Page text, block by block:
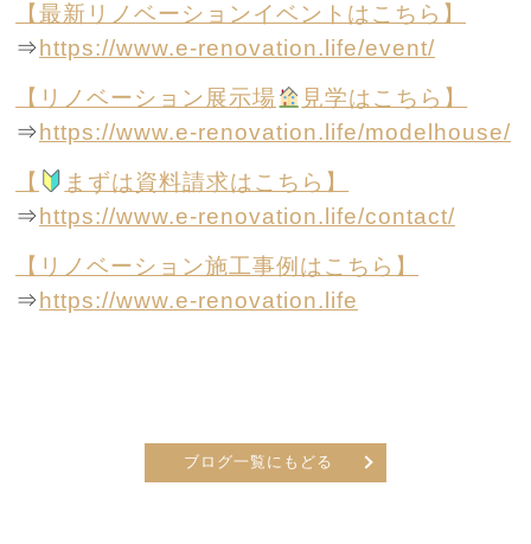
【最新リノベーションイベントはこちら】
⇒ https://www.e-renovation.life/event/
【リノベーション展示場
見学はこちら】
⇒ https://www.e-renovation.life/modelhouse/
【
まずは資料請求はこちら】
⇒ https://www.e-renovation.life/contact/
【リノベーション施工事例はこちら】
⇒ https://www.e-renovation.life
ブログ一覧にもどる